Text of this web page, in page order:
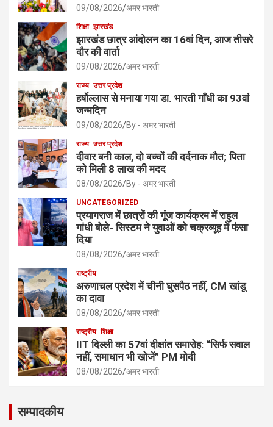
09/08/2026 अमर भारती
शिक्षा झारखंड
झारखंड छात्र आंदोलन का 16वां दिन, आज तीसरे
दौर की वार्ता
09/08/2026 अमर भारती
राज्य उत्तर प्रदेश
हर्षोल्लास से मनाया गया डा. भारती गाँधी का 93वां
जन्मदिन
09/08/2026 By - अमर भारती
राज्य उत्तर प्रदेश
दीवार बनी काल, दो बच्चों की दर्दनाक मौत; पिता
को मिली 8 लाख की मदद
08/08/2026 By - अमर भारती
UNCATEGORIZED
प्रयागराज में छात्रों की गूंज कार्यक्रम में राहुल
गांधी बोले- सिस्टम ने युवाओं को चक्रव्यूह में फंसा
दिया
08/08/2026 अमर भारती
राष्ट्रीय
अरुणाचल प्रदेश में चीनी घुसपैठ नहीं, CM खांडू
का दावा
08/08/2026 अमर भारती
राष्ट्रीय शिक्षा
IIT दिल्ली का 57वां दीक्षांत समारोह: “सिर्फ सवाल
नहीं, समाधान भी खोजें” PM मोदी
08/08/2026 अमर भारती
सम्पादकीय